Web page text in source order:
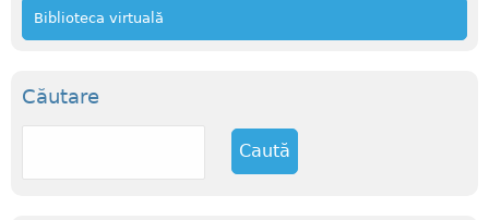
Biblioteca virtuală
Căutare
C